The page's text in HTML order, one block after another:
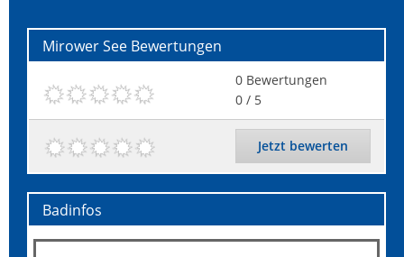
Mirower See Bewertungen
0 Bewertungen
0 / 5
Jetzt bewerten
Badinfos